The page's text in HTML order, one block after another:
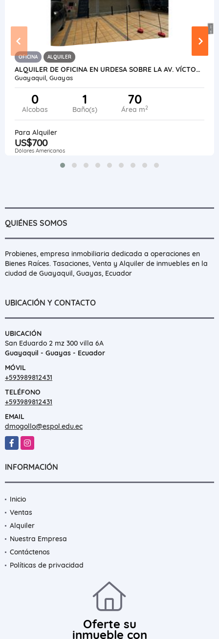
OFICINA ALQUILER
ALQUILER DE OFICINA EN URDESA SOBRE LA AV. VÍCTOR EMILIO ESTRADA
Guayaquil, Guayas
0
Alcobas
1
Baño(s)
70
Área m2
Para Alquiler
US$700
Dólares Americanos
QUIÉNES SOMOS
Probienes, empresa inmobiliaria dedicada a operaciones en
Bienes Raíces. Tasaciones, Venta y Alquiler de inmuebles en la
ciudad de Guayaquil, Guayas, Ecuador
UBICACIÓN Y CONTACTO
UBICACIÓN
San Eduardo 2 mz 300 villa 6A
Guayaquil - Guayas - Ecuador
MÓVIL
+593989812431
TELÉFONO
+593989812431
EMAIL
dmogollo@espol.edu.ec
FacebookInstagram
INFORMACIÓN
Inicio
Ventas
Alquiler
Nuestra Empresa
Contáctenos
Políticas de privacidad
Oferte su
inmueble con